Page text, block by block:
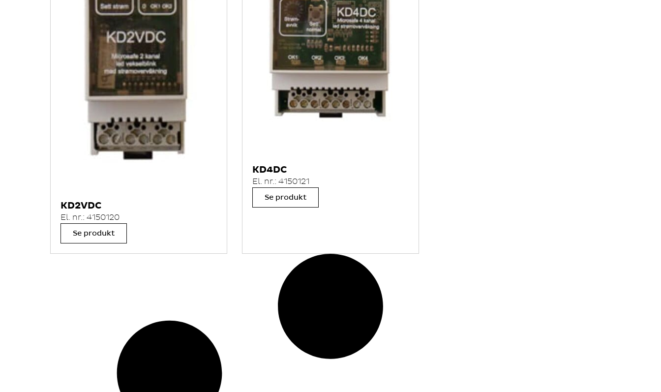
KD2VDC
El. nr.: 4150120
Se produkt
KD4DC
El. nr.: 4150121
Se produkt